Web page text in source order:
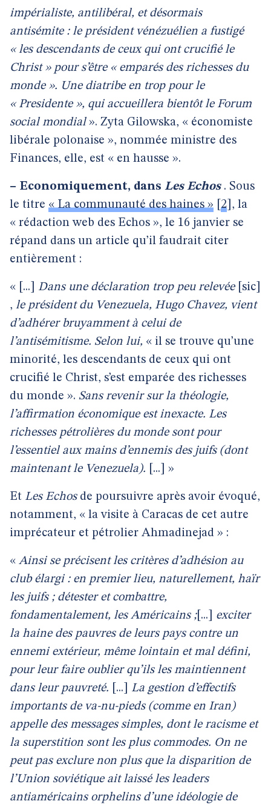
impérialiste, antilibéral, et désormais
antisémite : le président vénézuélien a fustigé
« les descendants de ceux qui ont crucifié le
Christ » pour s’être « emparés des richesses du
monde ». Une diatribe en trop pour le
« Presidente », qui accueillera bientôt le Forum
social mondial». Zyta Gilowska, « économiste
libérale polonaise », nommée ministre des
Finances, elle, est « en hausse ».
– Economiquement, dans Les Echos . Sous
le titre « La communauté des haines » 2 , la
« rédaction web des Echos », le 16 janvier se
répand dans un article qu’il faudrait citer
entièrement :
« [...] Dans une déclaration trop peu relevée[sic]
, le président du Venezuela, Hugo Chavez, vient
d’adhérer bruyamment à celui de
l’antisémitisme. Selon lui, « il se trouve qu’une
minorité, les descendants de ceux qui ont
crucifié le Christ, s’est emparée des richesses
du monde ». Sans revenir sur la théologie,
l’affirmation économique est inexacte. Les
richesses pétrolières du monde sont pour
l’essentiel aux mains d’ennemis des juifs (dont
maintenant le Venezuela). [...] »
Et Les Echosde poursuivre après avoir évoqué,
notamment, « la visite à Caracas de cet autre
imprécateur et pétrolier Ahmadinejad » :
« Ainsi se précisent les critères d’adhésion au
club élargi : en premier lieu, naturellement, haïr
les juifs ; détester et combattre,
fondamentalement, les Américains ;[...] exciter
la haine des pauvres de leurs pays contre un
ennemi extérieur, même lointain et mal défini,
pour leur faire oublier qu’ils les maintiennent
dans leur pauvreté. [...] La gestion d’effectifs
importants de va-nu-pieds (comme en Iran)
appelle des messages simples, dont le racisme et
la superstition sont les plus commodes. On ne
peut pas exclure non plus que la disparition de
l’Union soviétique ait laissé les leaders
antiaméricains orphelins d’une idéologie de